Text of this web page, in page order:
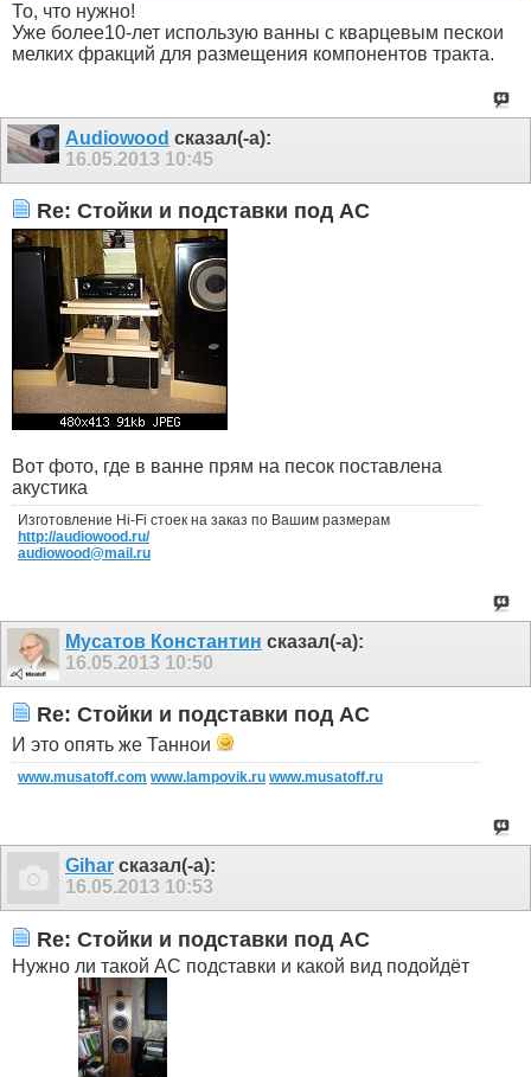
То, что нужно!
Уже более10-лет использую ванны с кварцевым пескои
мелких фракций для размещения компонентов тракта.
Audiowood сказал(-а):
16.05.2013 10:45
Re: Стойки и подставки под АС
Вот фото, где в ванне прям на песок поставлена
акустика
Изготовление Hi-Fi стоек на заказ по Вашим размерам
http://audiowood.ru/
audiowood@mail.ru
Мусатов Константин сказал(-а):
16.05.2013 10:50
Re: Стойки и подставки под АС
И это опять же Таннои
www.musatoff.com www.lampovik.ru www.musatoff.ru
Gihar сказал(-а):
16.05.2013 10:53
Re: Стойки и подставки под АС
Нужно ли такой АС подставки и какой вид подойдёт